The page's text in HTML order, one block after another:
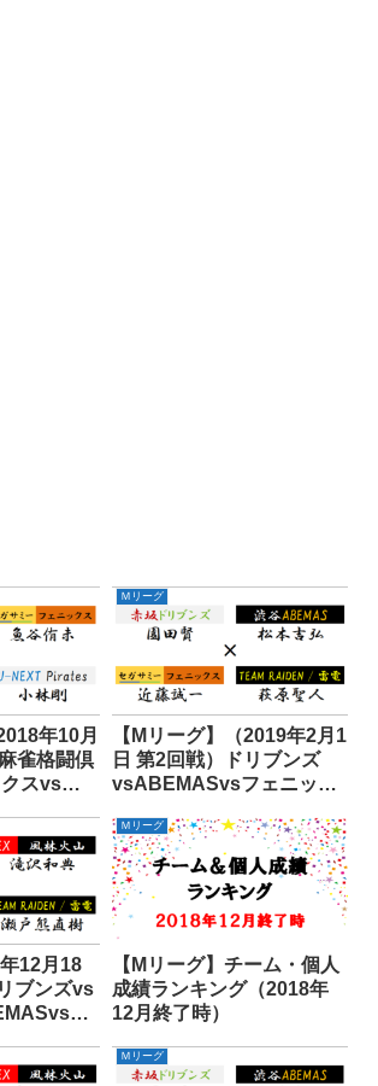
年10月
雀格闘倶
スvs雷
Ｍリーグ
【Mリーグ】（2019年2月1
日 第2回戦）ドリブンズ
vsABEMASvsフェニック
12月18
ブンズvs
雷
Ｍリーグ
【Mリーグ】チーム・個人
成績ランキング（2018年
12月終了時）
Ｍリーグ